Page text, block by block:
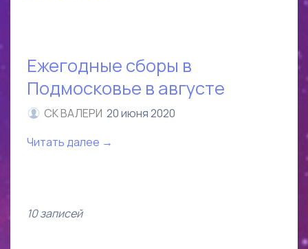
Ежегодные сборы в
Подмосковье в августе
СК ВАЛЕРИ 20 июня 2020
Читать далее →
10 записей